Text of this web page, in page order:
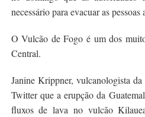
necessário para evacuar as
O Vulcão de Fogo é um dos
Central.
Janine Krippner, vulcanologista
Twitter que a erupção da
fluxos de lava no vulcão